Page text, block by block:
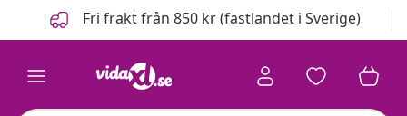
FöregåendeFri frakt från 850 kr (fastlandet i Sverige)